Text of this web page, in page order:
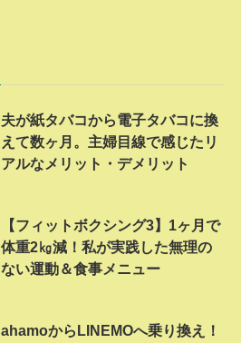
夫が紙タバコから電子タバコに換
えて数ヶ月。主婦目線で感じたリ
アルなメリット・デメリット
【フィットボクシング3】1ヶ月で
体重2㎏減！私が実践した無理の
ない運動＆食事メニュー
ahamoからLINEMOへ乗り換え！